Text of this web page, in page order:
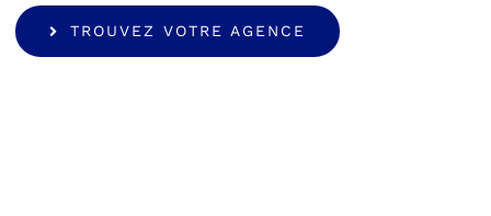
TROUVEZ VOTRE AGENCE